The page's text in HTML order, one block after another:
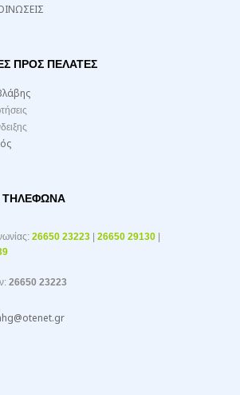
ΠΡΟΣ ΠΕΛΑΤΕΣ
ΤΗΛΈΦΩΝΑ
26650 23223 26650 29130
26650 23223